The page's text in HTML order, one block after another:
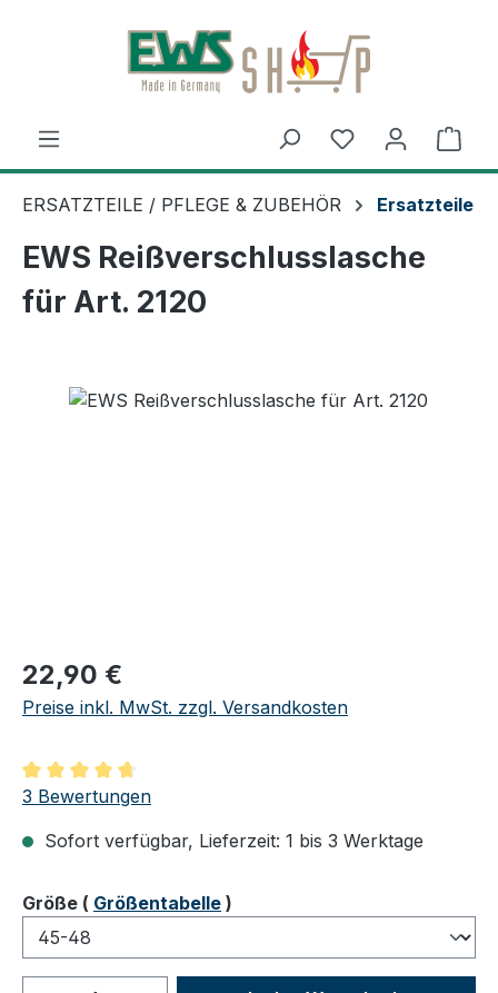
Zum Hauptinhalt springen
ERSATZTEILE / PFLEGE & ZUBEHÖR Ersatzteile
EWS Reißverschlusslasche
für Art. 2120
Regulärer Preis:
22,90 €
Preise inkl. MwSt. zzgl. Versandkosten
Durchschnittliche Bewertung von 4.67 von 5 Sternen
3 Bewertungen
Sofort verfügbar, Lieferzeit: 1 bis 3 Werktage
Größeauswählen
( Größentabelle )